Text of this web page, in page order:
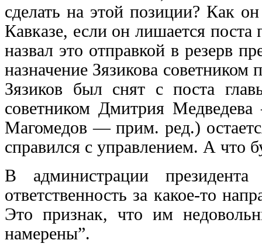
сделать на этой позиции? Как
Кавказе, если он лишается
назвал это отправкой в резерв
назначение Зязикова
Зязиков был снят с поста
советником Дмитрия
Магомедов — прим. ред.)
справился с управлением. А что
В администрации
ответственность за какое-то
Это признак, что им
намерены”.